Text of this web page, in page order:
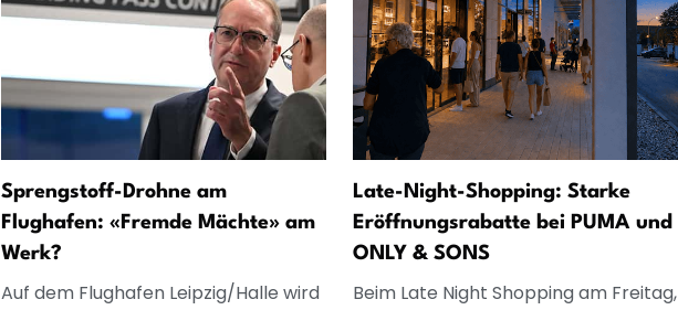
Sprengstoff-Drohne am
Flughafen: «Fremde Mächte» am
Werk?
Auf dem Flughafen Leipzig/Halle wird
Late-Night-Shopping: Starke
Eröffnungsrabatte bei PUMA und
ONLY & SONS
Beim Late Night Shopping am Freitag,